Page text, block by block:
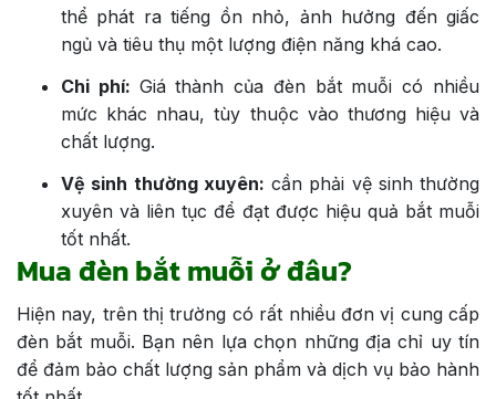
thể phát ra tiếng ồn nhỏ, ảnh hưởng đến giấc
ngủ và tiêu thụ một lượng điện năng khá cao.
Chi phí: Giá thành của đèn bắt muỗi có nhiều
mức khác nhau, tùy thuộc vào thương hiệu và
chất lượng.
Vệ sinh thường xuyên: cần phải vệ sinh thường
xuyên và liên tục để đạt được hiệu quả bắt muỗi
tốt nhất.
Mua đèn bắt muỗi ở đâu?
Hiện nay, trên thị trường có rất nhiều đơn vị cung cấp
đèn bắt muỗi. Bạn nên lựa chọn những địa chỉ uy tín
để đảm bảo chất lượng sản phẩm và dịch vụ bảo hành